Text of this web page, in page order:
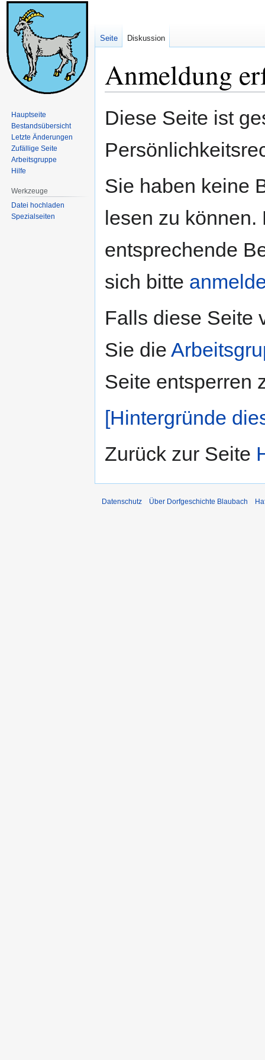
Anmeldung
Navigation
Suche
Diese Seite ist
Sie haben keine
lesen zu
entsprechende
sich bitte
Falls diese Seite
Sie die
Seite entsperren
[Hintergründe
Zurück zur Seite
Seite Diskussion
Hauptseite
Bestandsübersicht
Letzte Änderungen
Zufällige Seite
Arbeitsgruppe
Hilfe
Werkzeuge
Datei hochladen
Spezialseiten
Datenschutz Über Dorfgeschichte Blaubach